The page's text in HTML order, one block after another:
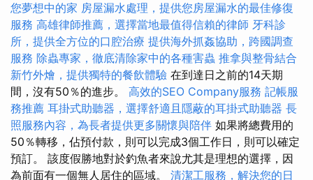
您夢想中的家 房屋漏水處理，提供您房屋漏水的最佳修復
服務 高雄律師推薦，選擇當地最值得信賴的律師 牙科診
所，提供全方位的口腔治療 提供海外抓姦協助，跨國調查
服務 除蟲專家，徹底清除家中的各種害蟲 推拿與整骨結合
新竹外燴，提供獨特的餐飲體驗 在到達日之前的14天期
間，沒有50％的進步。 高效的SEO Company服務 記帳服
務推薦 耳掛式助聽器，選擇舒適且隱蔽的耳掛式助聽器 長
照服務內容，為長者提供更多關懷與陪伴 如果將總費用的
50％轉移，佔預付款，則可以完成3個工作日，則可以確定
預訂。 該度假勝地對於釣魚者來說尤其是理想的選擇，因
為前面有一個無人居住的區域。 清潔工服務，解決您的日